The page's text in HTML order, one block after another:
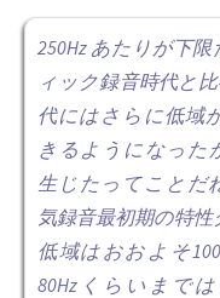
250Hz あたりが下
ィック録音時代と
代にはさらに低域
きるようになった
生じたってことだ
気録音最初期の特性
低域はおおよそ
80Hzくらいまで